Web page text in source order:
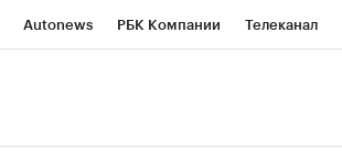
Autonews РБК Компании Телеканал